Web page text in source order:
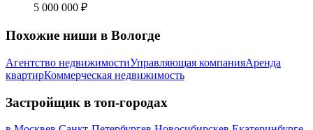
5 000 000 ₽
Похожие ниши в Вологде
Агентство недвижимостиУправляющая компанияАренда
квартирКоммерческая недвижимость
Застройщик в топ-городах